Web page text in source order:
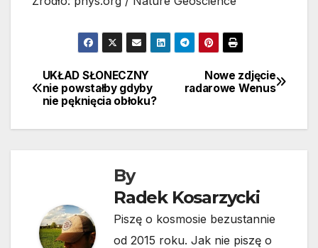
Nawigacja
wpisu
Nowe zdjęcie
radarowe Wenus
UKŁAD SŁONECZNY
nie powstałby gdyby
nie pęknięcia obłoku?
By
Radek Kosarzycki
Piszę o kosmosie bezustannie
od 2015 roku. Jak nie piszę o